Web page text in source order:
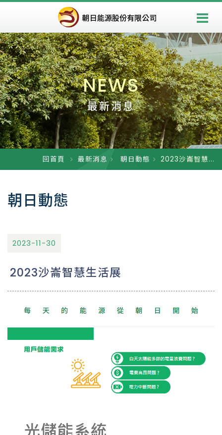
NEWS
最新消息
回首頁 最新消息 朝日動態 2023沙崙智慧...
朝日動態
2023-11-30
2023沙崙智慧生活展